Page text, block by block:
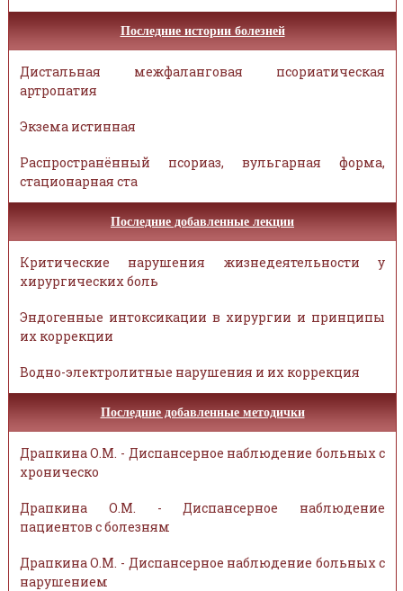
Последние истории болезней
Дистальная межфаланговая псориатическая
артропатия
Экзема истинная
Распространённый псориаз, вульгарная форма,
стационарная ста
Последние добавленные лекции
Критические нарушения жизнедеятельности у
хирургических боль
Эндогенные интоксикации в хирургии и принципы
их коррекции
Водно-электролитные нарушения и их коррекция
Последние добавленные методички
Драпкина О.М. - Диспансерное наблюдение больных с
хроническо
Драпкина О.М. - Диспансерное наблюдение
пациентов с болезням
Драпкина О.М. - Диспансерное наблюдение больных с
нарушением